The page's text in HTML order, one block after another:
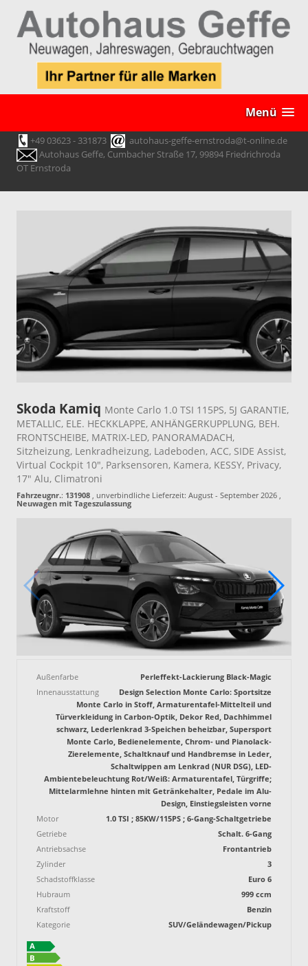
Menü
+49 03623 - 331873
autohaus-geffe-ernstroda@t-online.de
Autohaus Geffe, Cumbacher Straße 17, 99894 Friedrichroda
OT Ernstroda
Skoda Kamiq Monte Carlo 1.0 TSI 115PS, 5J GARANTIE,
METALLIC, ELE. HECKKLAPPE, ANHÄNGERKUPPLUNG, BEH.
FRONTSCHEIBE, MATRIX-LED, PANORAMADACH,
Sitzheizung, Lenkradheizung, Ladeboden, ACC, SIDE Assist,
Virtual Cockpit 10", Parksensoren, Kamera, KESSY, Privacy,
17" Alu, Climatroni
Fahrzeugnr.: 131908 , unverbindliche Lieferzeit: August - September 2026 ,
Neuwagen mit Tageszulassung
Außenfarbe
Perleffekt-Lackierung Black-Magic
Innenausstattung
Design Selection Monte Carlo: Sportsitze
Monte Carlo in Stoff, Armaturentafel-Mittelteil und
Türverkleidung in Carbon-Optik, Dekor Red, Dachhimmel
schwarz, Lederlenkrad 3-Speichen beheizbar, Supersport
Monte Carlo, Bedienelemente, Chrom- und Pianolack-
Zierelemente, Schaltknauf und Handbremse in Leder,
Schaltwippen am Lenkrad (NUR DSG), LED-
Ambientebeleuchtung Rot/Weiß: Armaturentafel, Türgriffe;
Mittelarmlehne hinten mit Getränkehalter, Pedale im Alu-
Design, Einstiegsleisten vorne
Motor
1.0 TSI ; 85KW/115PS ; 6-Gang-Schaltgetriebe
Getriebe
Schalt. 6-Gang
Antriebsachse
Frontantrieb
Zylinder
3
Schadstoffklasse
Euro 6
Hubraum
999 ccm
Kraftstoff
Benzin
Kategorie
SUV/Geländewagen/Pickup